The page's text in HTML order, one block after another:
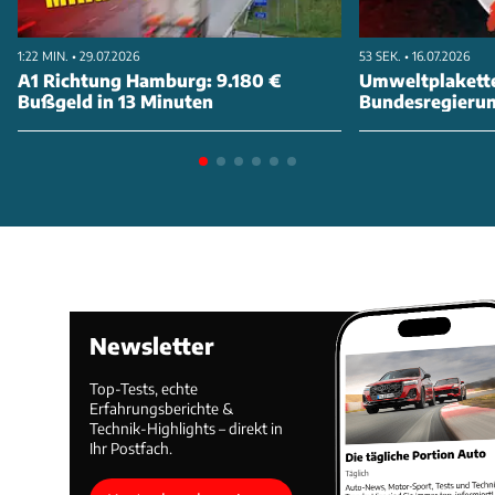
Mehr noch als die Optik zielt aber die Funktionalität
auf Motorsport-Fans ab. So lässt sich die neue
Edifice-Kollektion via App mit dem Smartphone
1:22 MIN. • 29.07.2026
A1 Richtung Hamburg: 9.180 €
Bußgeld in 13 Minuten
53 SEK. • 16.07.2026
Newsletter
Top-Tests, echte
Erfahrungsberichte &
Technik-Highlights – direkt in
Ihr Postfach.